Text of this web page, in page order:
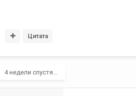
Цитата
4 недели спустя...